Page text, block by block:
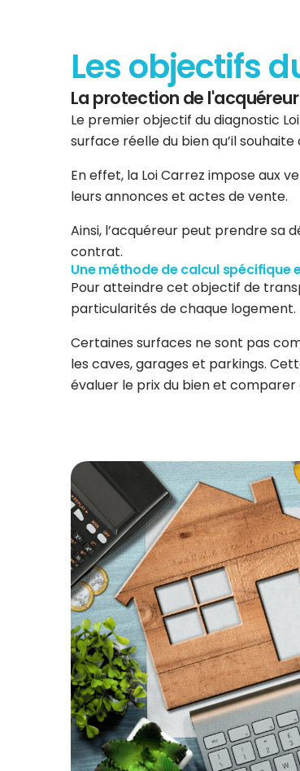
Les objectifs
La protection de
Le premier objectif du diagnostic
surface réelle du bien qu’il souhaite
En effet, la Loi Carrez impose aux
leurs annonces et actes de vente.
Ainsi, l’acquéreur peut prendre sa
contrat.
Une méthode de calcul spécifique
Pour atteindre cet objectif de
particularités de chaque logement.
Certaines surfaces ne sont pas
les caves, garages et parkings.
évaluer le prix du bien et comparer